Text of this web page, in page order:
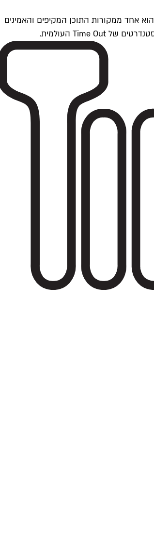
Time Outתל אביב הוא חלק מרשת Time Out Global — רשת מדיה בינלאומית הפועלת ב-360 ערים מרכזיות וב-60 מדינות ברחבי העולם. Time Out הוא אחד ממקורות התוכן המקיפים והאמינים